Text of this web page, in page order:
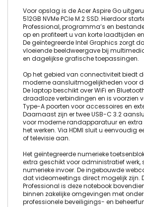
Voor opslag is de Acer Aspire Go
512GB NVMe PCIe M.2 SSD. Hierdoor
Professional, programma’s en
op en profiteert u van korte laadtijden
De geïntegreerde Intel Graphics zorgt
vloeiende beeldweergave bij
en dagelijkse grafische toepassingen.
Op het gebied van connectiviteit biedt
moderne aansluitmogelijkheden voor
De laptop beschikt over WiFi en
draadloze verbindingen en is voorzien
Type-A poorten voor accessoires en
Daarnaast zijn er twee USB-C 3.2
voor moderne randapparatuur en extra
het werken. Via HDMI sluit u eenvoudig
of televisie aan.
Het geïntegreerde numerieke
extra geschikt voor administratief werk,
numerieke invoer. De ingebouwde
dat videomeetings direct mogelijk zijn.
Professional is deze notebook
binnen zakelijke omgevingen met
professionele beveiligings- en